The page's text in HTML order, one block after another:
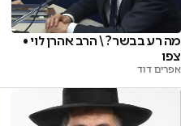
מה רע בבשר? \ הרב אהרן לוי •
צפו
אפרים דוד